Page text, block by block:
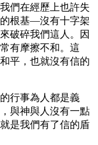
們在經歷上也許失
根基—沒有十字架
破碎我們這人。因
有摩擦不和。這
平，也就沒有信的
行事為人都是義
與神與人沒有一點
是我們有了信的盾